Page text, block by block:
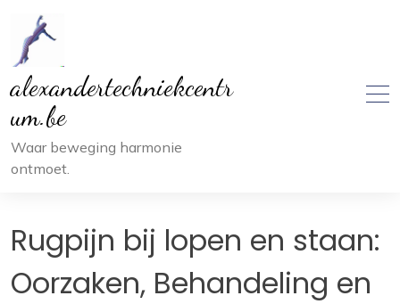
inhoud
alexandertechniekcentr
um.be
Waar beweging harmonie
ontmoet.
Rugpijn bij lopen en staan:
Oorzaken, Behandeling en